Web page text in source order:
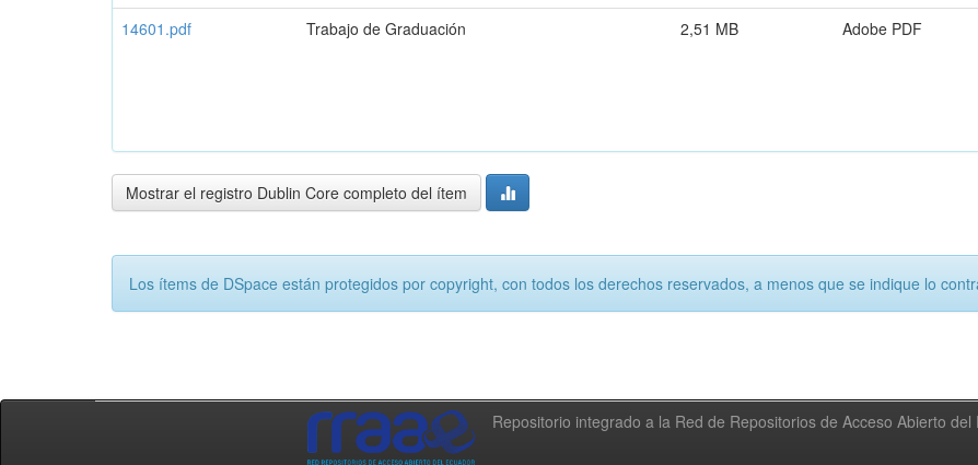
14601.pdf
Trabajo de Graduación 2,51 MB Adobe PDF
Mostrar el registro Dublin Core completo del ítem
Los ítems de DSpace están protegidos por copyright, con todos los derechos reservados, a menos que se indique lo
Repositorio integrado a la Red de Repositorios de Acceso Abierto del